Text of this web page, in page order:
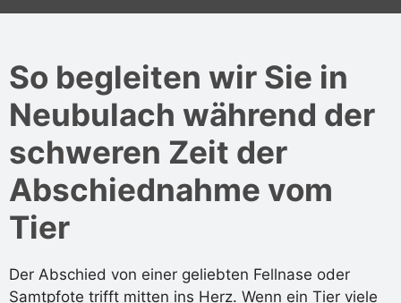
So begleiten wir Sie in
Neubulach während der
schweren Zeit der
Abschiednahme vom
Tier
Der Abschied von einer geliebten Fellnase oder
Samtpfote trifft mitten ins Herz. Wenn ein Tier viele